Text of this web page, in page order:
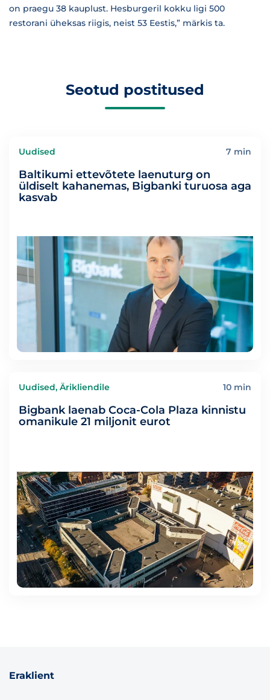
on praegu 38 kauplust. Hesburgeril kokku ligi 500
restorani üheksas riigis, neist 53 Eestis,” märkis ta.
Seotud postitused
Uudised 7 min
Baltikumi ettevõtete laenuturg on
üldiselt kahanemas, Bigbanki turuosa aga
kasvab
Uudised, Ärikliendile 10 min
Bigbank laenab Coca-Cola Plaza kinnistu
omanikule 21 miljonit eurot
Eraklient